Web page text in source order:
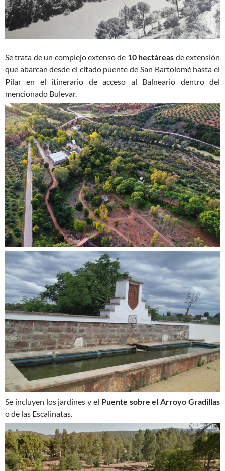
Se trata de un complejo extenso de 10 hectáreas de extensión
que abarcan desde el citado puente de San Bartolomé hasta el
Pilar en el itinerario de acceso al Balneario dentro del
mencionado Bulevar.
Se incluyen los jardines y el Puente sobre el Arroyo Gradillas
o de las Escalinatas.